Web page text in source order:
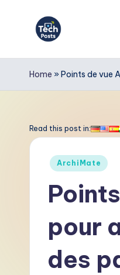
T
e
h
Home » Points de vue
Read this post in:
Posted
ArchiMate
pour
des